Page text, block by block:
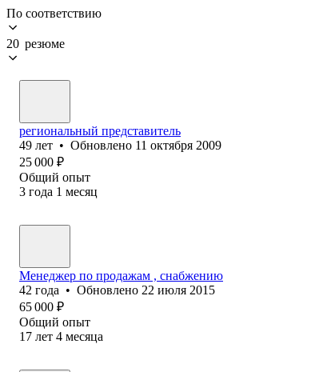
По соответствию
20 резюме
региональный представитель
49 лет • Обновлено 11 октября 2009
25 000 ₽
Общий опыт
3 года 1 месяц
Менеджер по продажам , снабжению
42 года • Обновлено 22 июля 2015
65 000 ₽
Общий опыт
17 лет 4 месяца